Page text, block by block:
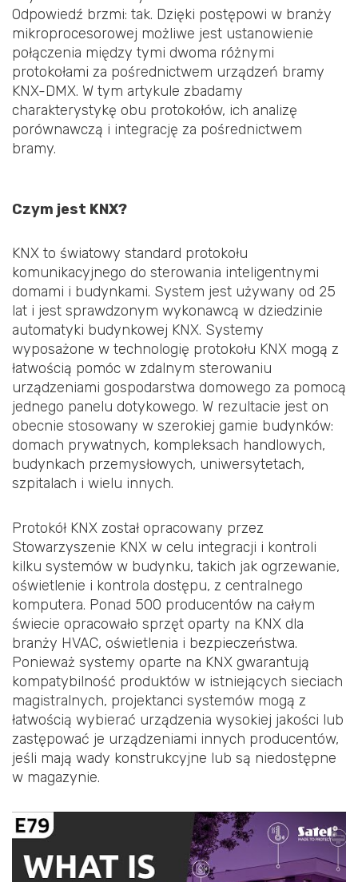
Odpowiedź brzmi: tak. Dzięki postępowi w branży
mikroprocesorowej możliwe jest ustanowienie
połączenia między tymi dwoma różnymi
protokołami za pośrednictwem urządzeń bramy
KNX-DMX. W tym artykule zbadamy
charakterystykę obu protokołów, ich analizę
porównawczą i integrację za pośrednictwem
bramy.
Czym jest KNX?
KNX to światowy standard protokołu
komunikacyjnego do sterowania inteligentnymi
domami i budynkami. System jest używany od 25
lat i jest sprawdzonym wykonawcą w dziedzinie
automatyki budynkowej KNX. Systemy
wyposażone w technologię protokołu KNX mogą z
łatwością pomóc w zdalnym sterowaniu
urządzeniami gospodarstwa domowego za pomocą
jednego panelu dotykowego. W rezultacie jest on
obecnie stosowany w szerokiej gamie budynków:
domach prywatnych, kompleksach handlowych,
budynkach przemysłowych, uniwersytetach,
szpitalach i wielu innych.
Protokół KNX został opracowany przez
Stowarzyszenie KNX w celu integracji i kontroli
kilku systemów w budynku, takich jak ogrzewanie,
oświetlenie i kontrola dostępu, z centralnego
komputera. Ponad 500 producentów na całym
świecie opracowało sprzęt oparty na KNX dla
branży HVAC, oświetlenia i bezpieczeństwa.
Ponieważ systemy oparte na KNX gwarantują
kompatybilność produktów w istniejących sieciach
magistralnych, projektanci systemów mogą z
łatwością wybierać urządzenia wysokiej jakości lub
zastępować je urządzeniami innych producentów,
jeśli mają wady konstrukcyjne lub są niedostępne
w magazynie.